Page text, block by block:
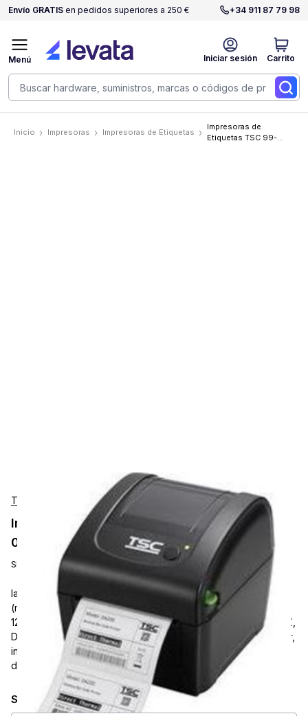
Envío GRATIS en pedidos superiores a 250 € +34 911 87 79 98
Iniciar sesión Carrito
Menú
Inicio Impresoras Impresoras de Etiquetas
Impresoras de
Etiquetas TSC 99-
TSC
Impresoras de Etiquetas TSC 99-158A001-
0003
SKU: 99-158A001-0003
label printer, direct thermal, 8 dots/mm (203 dpi), media width
(max.): 114 mm, print width (max.): 108 mm, roll diameter (max.):
127mm, speed (max.): 152 mm/s, USB, EPL, ZPL, ZPLII, TSPL-EZ,
DPL, RAM: 16 MB, Flash: 8 MB, Black Mark Sensor, Gap Sensor,
incl.: cable (USB), power supply unit, power cable (UK), label
design software, QSG
Seleccionar modelo